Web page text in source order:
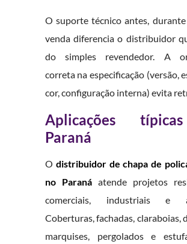
O suporte técnico antes,
venda diferencia o distribuidor
do simples revendedor. A
correta na especificação (versão,
cor, configuração interna) evita
Aplicações
Paraná
O distribuidor de chapa de
no Paranáatende projetos
comerciais, industriais e
Coberturas, fachadas, claraboias,
marquises, pergolados e